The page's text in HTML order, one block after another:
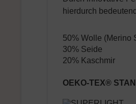
hierdurch
50% Wolle (Merino
30% Seide
20% Kaschmir
OEKO-TEX®